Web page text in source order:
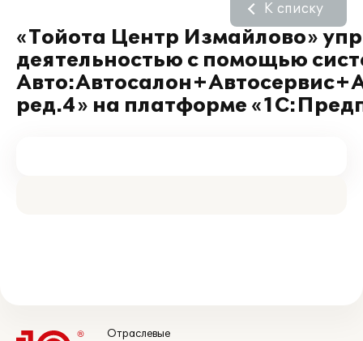
«Тойота Центр Измайлово»
деятельностью с помощью
ред.4» на платформе
К списку
Отраслевые